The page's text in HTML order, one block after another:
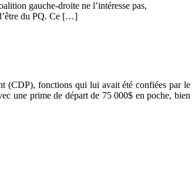
gauche-droite ne l’intéresse pas,
du PQ. Ce […]
(CDP), fonctions qui lui avait été confiées par le
une prime de départ de 75 000$ en poche, bien